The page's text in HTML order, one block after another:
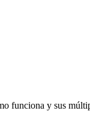
funciona y sus